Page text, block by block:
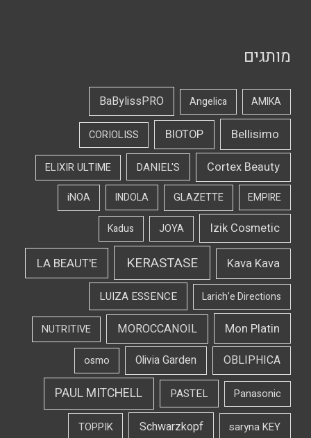
מותגים
AMIKA
Angelica
BaBylissPRO
Bellisimo
BIOTOP
CORIOLISS
Cortex Beauty
DANIEL'S
ELIXIR ULTIME
EMPIRE
GLAZETTE
INDOLA
iNOA
Izik Cosmetic
JOYA
Kadus
Kava Kava
KERASTASE
LA BEAUT'E
Larich'e Directions
LUIZA ESSENCE
Mon Platin
MOROCCANOIL
NUTRITIVE
OBLIPHICA
Olivia Garden
osmo
Panasonic
PASTEL
PAUL MITCHELL
saryna KEY
Schwarzkopf
TOPPIK